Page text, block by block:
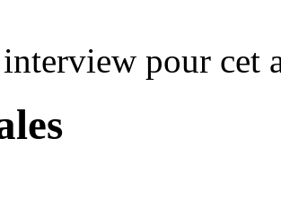
pour cet